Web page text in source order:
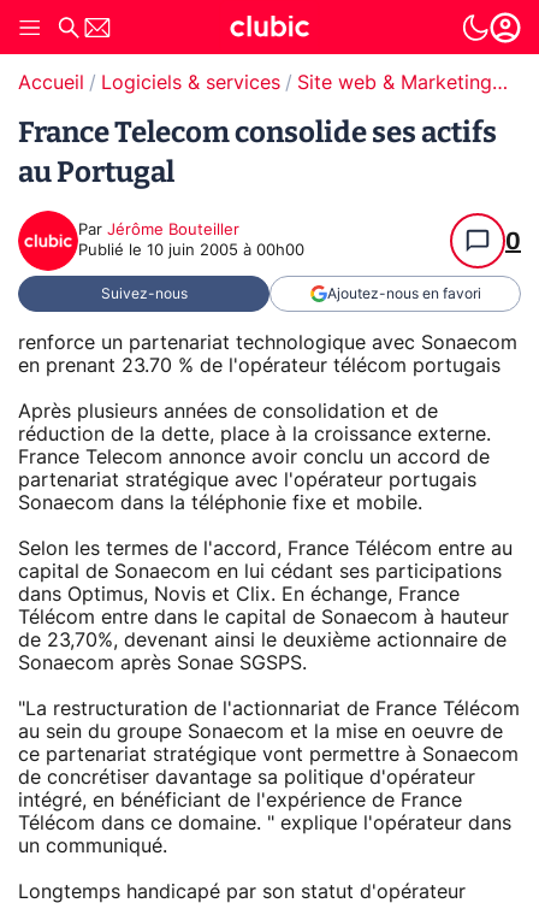
Accueil Logiciels & services Site web & Marketing Digital
France Telecom consolide ses actifs
au Portugal
Par Jérôme Bouteiller
Publié le 10 juin 2005 à 00h00 0
Suivez-nous Ajoutez-nous en favori
renforce un partenariat technologique avec Sonaecom
en prenant 23.70 % de l'opérateur télécom portugais
Après plusieurs années de consolidation et de
réduction de la dette, place à la croissance externe.
France Telecom annonce avoir conclu un accord de
partenariat stratégique avec l'opérateur portugais
Sonaecom dans la téléphonie fixe et mobile.
Selon les termes de l'accord, France Télécom entre au
capital de Sonaecom en lui cédant ses participations
dans Optimus, Novis et Clix. En échange, France
Télécom entre dans le capital de Sonaecom à hauteur
de 23,70%, devenant ainsi le deuxième actionnaire de
Sonaecom après Sonae SGSPS.
"La restructuration de l'actionnariat de France Télécom
au sein du groupe Sonaecom et la mise en oeuvre de
ce partenariat stratégique vont permettre à Sonaecom
de concrétiser davantage sa politique d'opérateur
intégré, en bénéficiant de l'expérience de France
Télécom dans ce domaine. " explique l'opérateur dans
un communiqué.
Longtemps handicapé par son statut d'opérateur